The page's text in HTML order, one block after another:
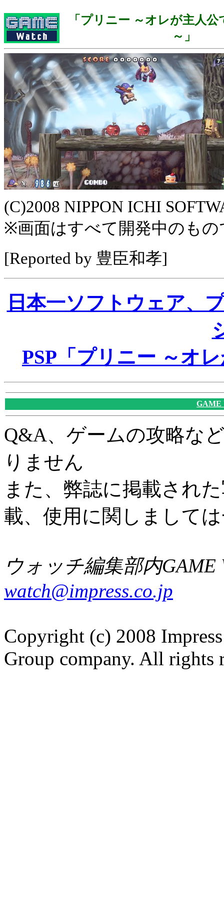
「プリニー ～オレが主人
～」
(C)2008 NIPPON ICHI
※画面はすべて開発中のもの
[Reported by 豊臣和孝]
日本一ソフトウェア、
PSP「プリニー ～オ
GAME
Q&A、ゲームの攻略な
りません
また、弊誌に掲載され
載、使用に関しまして
ウォッチ編集部内GAME
watch@impress.co.jp
Copyright (c) 2008
Group company. All rights